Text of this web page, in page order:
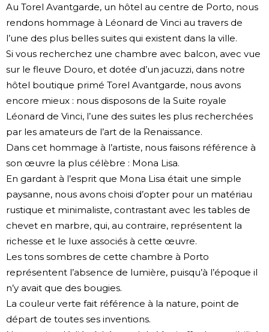
Au Torel Avantgarde, un hôtel au centre de Porto, nous
rendons hommage à Léonard de Vinci au travers de
l’une des plus belles suites qui existent dans la ville.
Si vous recherchez une chambre avec balcon, avec vue
sur le fleuve Douro, et dotée d’un jacuzzi, dans notre
hôtel boutique primé Torel Avantgarde, nous avons
encore mieux : nous disposons de la Suite royale
Léonard de Vinci, l’une des suites les plus recherchées
par les amateurs de l’art de la Renaissance.
Dans cet hommage à l’artiste, nous faisons référence à
son œuvre la plus célèbre : Mona Lisa.
En gardant à l’esprit que Mona Lisa était une simple
paysanne, nous avons choisi d’opter pour un matériau
rustique et minimaliste, contrastant avec les tables de
chevet en marbre, qui, au contraire, représentent la
richesse et le luxe associés à cette œuvre.
Les tons sombres de cette chambre à Porto
représentent l’absence de lumière, puisqu’à l’époque il
n’y avait que des bougies.
La couleur verte fait référence à la nature, point de
départ de toutes ses inventions.